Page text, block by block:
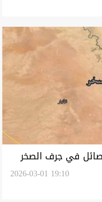
في جرف الصخر
2026-03-01 19:10